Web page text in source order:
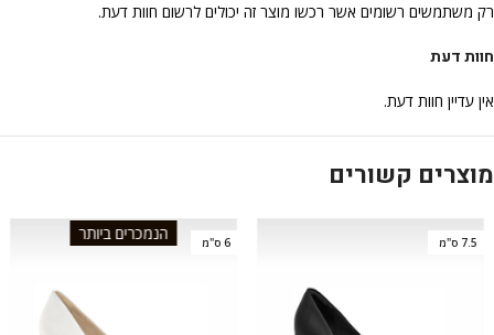
חוות דעת
אין עדיין חוות דעת.
רק משתמשים רשומים אשר רכשו מוצר זה יכולים לרשום חוות דעת.
מוצרים קשורים
7.5 ס"מ הנמכרים ביותר 6 ס"מ